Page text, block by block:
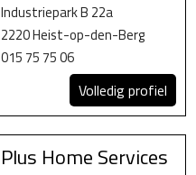
Industriepark B 22a
2220 Heist-op-den-Berg
015 75 75 06
Volledig profiel
Plus Home Services